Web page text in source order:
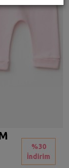
%30
İndirim